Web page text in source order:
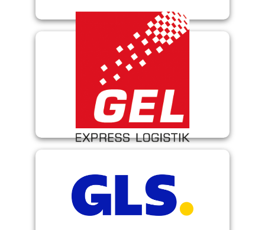
GLS Webservice